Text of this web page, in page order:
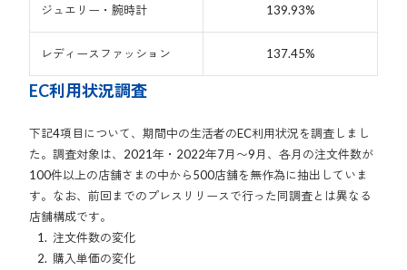
ジュエリー・腕時計 139.93%
レディースファッション 137.45%
EC利用状況調査
下記4項目について、期間中の生活者のEC利用状況を調査しまし
た。調査対象は、2021年・2022年7月〜9月、各月の注文件数が
100件以上の店舗さまの中から500店舗を無作為に抽出していま
す。なお、前回までのプレスリリースで行った同調査とは異なる
店舗構成です。
注文件数の変化
購入単価の変化